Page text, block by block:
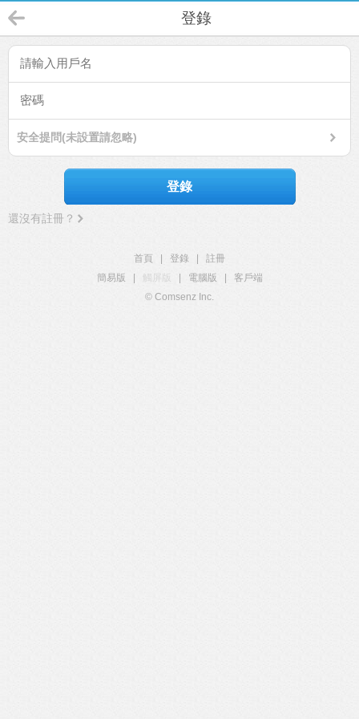
登錄
安全提問(未設置請忽略)
登錄
還沒有註冊？
首頁 登錄
註冊
簡易版
觸屏版 電腦版
客戶端
© Comsenz Inc.